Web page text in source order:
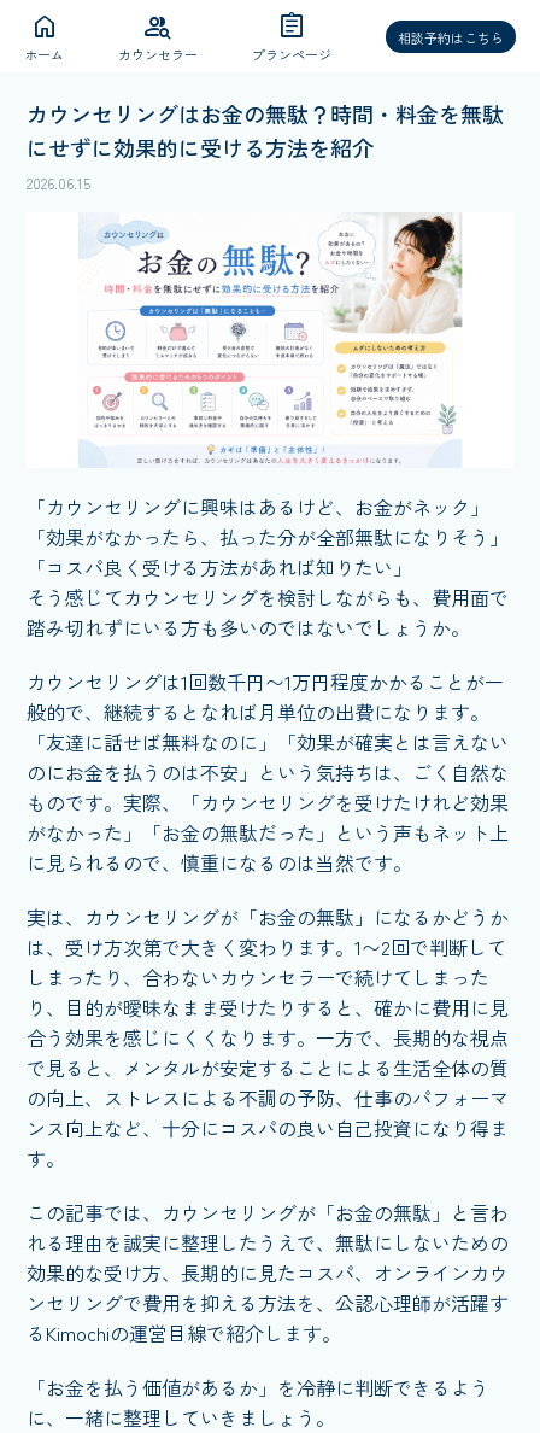
home
ホーム
group_search
カウンセラー
assignment
プランページ
相談予約はこちら
カウンセリングはお金の無駄？時間・料金を無駄
にせずに効果的に受ける方法を紹介
2026.06.15
「カウンセリングに興味はあるけど、お金がネック」
「効果がなかったら、払った分が全部無駄になりそう」
「コスパ良く受ける方法があれば知りたい」
そう感じてカウンセリングを検討しながらも、費用面で
踏み切れずにいる方も多いのではないでしょうか。
カウンセリングは1回数千円〜1万円程度かかることが一
般的で、継続するとなれば月単位の出費になります。
「友達に話せば無料なのに」「効果が確実とは言えない
のにお金を払うのは不安」という気持ちは、ごく自然な
ものです。実際、「カウンセリングを受けたけれど効果
がなかった」「お金の無駄だった」という声もネット上
に見られるので、慎重になるのは当然です。
実は、カウンセリングが「お金の無駄」になるかどうか
は、受け方次第で大きく変わります。1〜2回で判断して
しまったり、合わないカウンセラーで続けてしまった
り、目的が曖昧なまま受けたりすると、確かに費用に見
合う効果を感じにくくなります。一方で、長期的な視点
で見ると、メンタルが安定することによる生活全体の質
の向上、ストレスによる不調の予防、仕事のパフォーマ
ンス向上など、十分にコスパの良い自己投資になり得ま
す。
この記事では、カウンセリングが「お金の無駄」と言わ
れる理由を誠実に整理したうえで、無駄にしないための
効果的な受け方、長期的に見たコスパ、オンラインカウ
ンセリングで費用を抑える方法を、公認心理師が活躍す
るKimochiの運営目線で紹介します。
「お金を払う価値があるか」を冷静に判断できるよう
に、一緒に整理していきましょう。